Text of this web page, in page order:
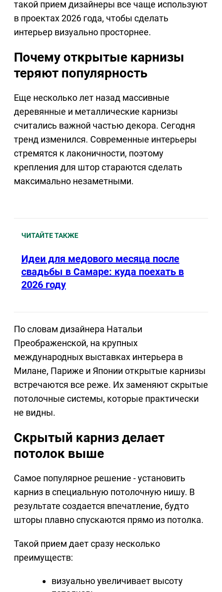
такой прием дизайнеры все чаще используют
в проектах 2026 года, чтобы сделать
интерьер визуально просторнее.
Почему открытые карнизы
теряют популярность
Еще несколько лет назад массивные
деревянные и металлические карнизы
считались важной частью декора. Сегодня
тренд изменился. Современные интерьеры
стремятся к лаконичности, поэтому
крепления для штор стараются сделать
максимально незаметными.
ЧИТАЙТЕ ТАКЖЕ
Идеи для медового месяца после
свадьбы в Самаре: куда поехать в
2026 году
По словам дизайнера Натальи
Преображенской, на крупных
международных выставках интерьера в
Милане, Париже и Японии открытые карнизы
встречаются все реже. Их заменяют скрытые
потолочные системы, которые практически
не видны.
Скрытый карниз делает
потолок выше
Самое популярное решение - установить
карниз в специальную потолочную нишу. В
результате создается впечатление, будто
шторы плавно спускаются прямо из потолка.
Такой прием дает сразу несколько
преимуществ:
визуально увеличивает высоту